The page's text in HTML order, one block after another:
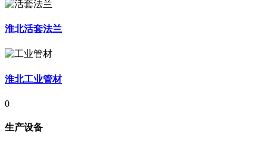
淮北活套法兰
淮北工业管材
0
生产设备